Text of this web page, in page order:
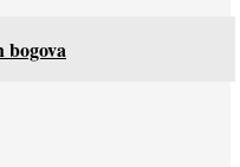
bogova